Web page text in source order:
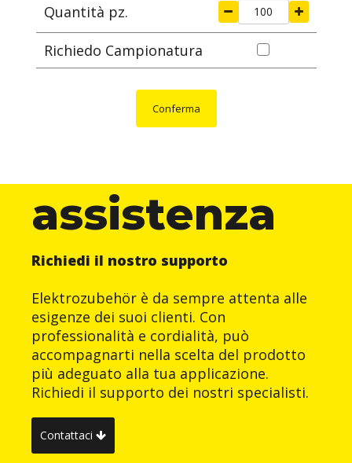
Quantità pz.
Richiedo Campionatura
Conferma
assistenza
Richiedi il nostro supporto
Elektrozubehör è da sempre attenta alle
esigenze dei suoi clienti. Con
professionalità e cordialità, può
accompagnarti nella scelta del prodotto
più adeguato alla tua applicazione.
Richiedi il supporto dei nostri specialisti.
Contattaci